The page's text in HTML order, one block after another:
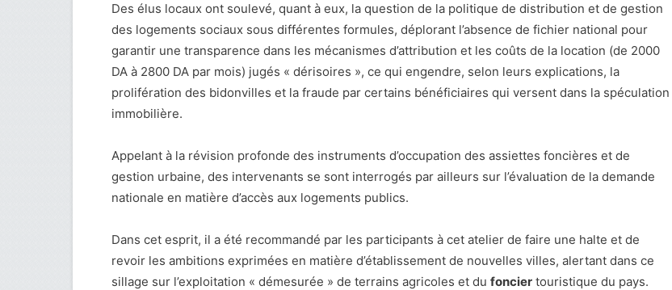
Des élus locaux ont soulevé, quant à eux, la question de la politique de distribution et de gestion
des logements sociaux sous différentes formules, déplorant l’absence de fichier national pour
garantir une transparence dans les mécanismes d’attribution et les coûts de la location (de 2000
DA à 2800 DA par mois) jugés « dérisoires », ce qui engendre, selon leurs explications, la
prolifération des bidonvilles et la fraude par certains bénéficiaires qui versent dans la spéculation
immobilière.
Appelant à la révision profonde des instruments d’occupation des assiettes foncières et de
gestion urbaine, des intervenants se sont interrogés par ailleurs sur l’évaluation de la demande
nationale en matière d’accès aux logements publics.
Dans cet esprit, il a été recommandé par les participants à cet atelier de faire une halte et de
revoir les ambitions exprimées en matière d’établissement de nouvelles villes, alertant dans ce
sillage sur l’exploitation « démesurée » de terrains agricoles et du foncier touristique du pays.